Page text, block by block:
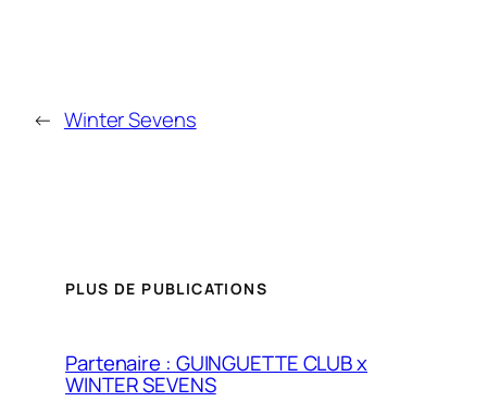
← Winter Sevens
PLUS DE PUBLICATIONS
Partenaire : GUINGUETTE CLUB x
WINTER SEVENS